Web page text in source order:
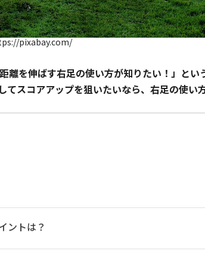
pixabay.com/
を伸ばす右足の使い方が知りたい！」と
スコアアップを狙いたいなら、右足の使い
ントは？